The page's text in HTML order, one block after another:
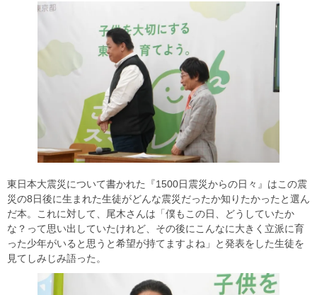
東日本大震災について書かれた『1500日震災からの日々』はこの震
災の8日後に生まれた生徒がどんな震災だったか知りたかったと選ん
だ本。これに対して、尾木さんは「僕もこの日、どうしていたか
な？って思い出していたけれど、その後にこんなに大きく立派に育
った少年がいると思うと希望が持てますよね」と発表をした生徒を
見てしみじみ語った。